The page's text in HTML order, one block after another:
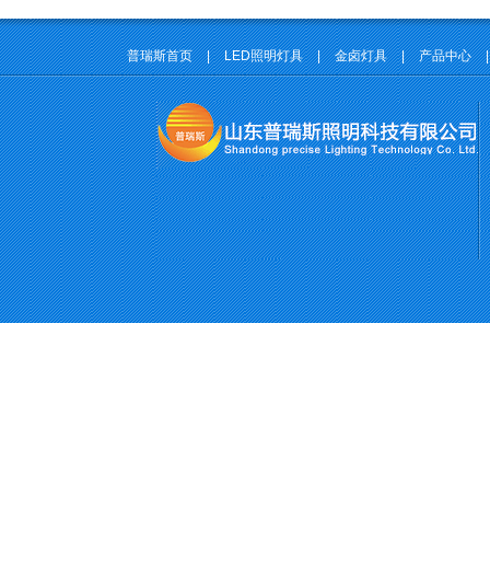
普瑞斯首页 | LED照明灯具 | 金卤灯具 | 产品中心 |